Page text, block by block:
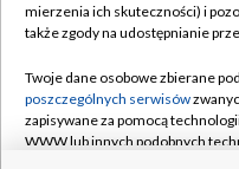
Naziemna Telewizja
Rada Programowa
System NOS
mierzenia ich skuteczności) i
także zgody na udostępnianie
Twoje dane osobowe zbierane
poszczególnych serwisów
zapisywane za pomocą
WWW lub innych podobnych